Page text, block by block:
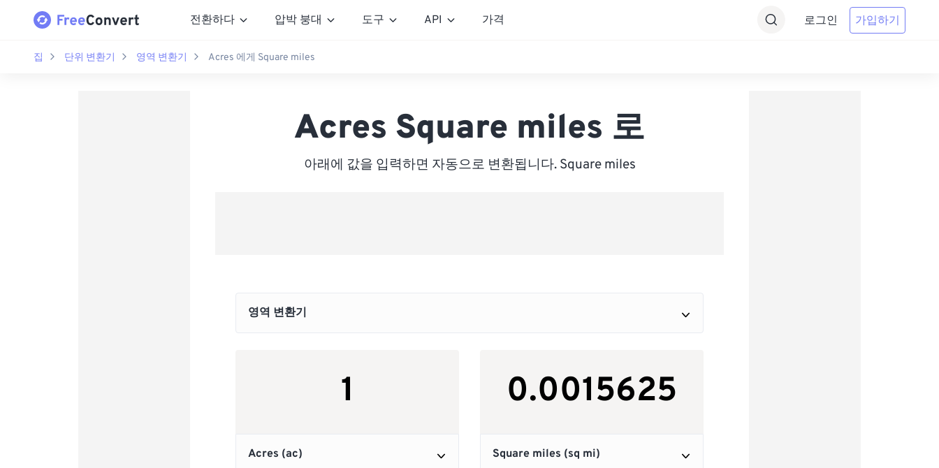
전환하다 압박 붕대 도구 API 가격 로그인 가입하기
집 단위 변환기 영역 변환기 Acres 에게 Square miles
Acres Square miles 로
아래에 값을 입력하면 자동으로 변환됩니다. Square miles